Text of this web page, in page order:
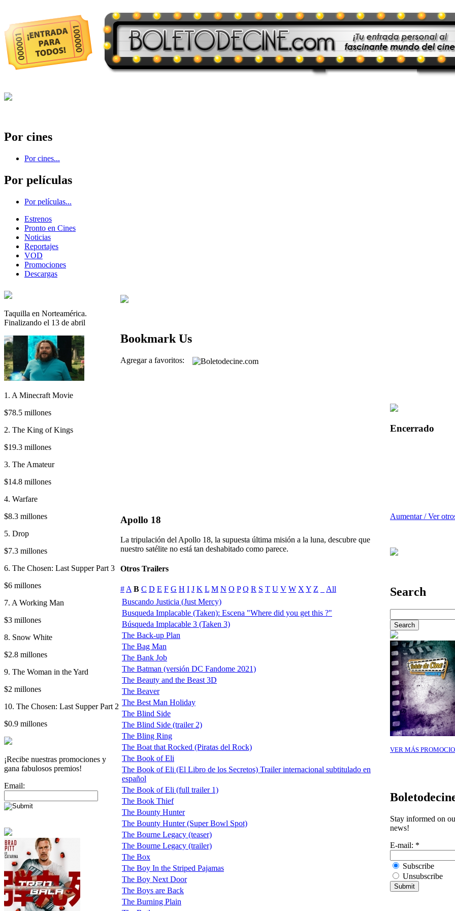
Por cines
Por cines...
Por películas
Por películas...
Estrenos
Pronto en Cines
Noticias
Reportajes
VOD
Promociones
Descargas
Taquilla en Norteamérica.
Finalizando el 13 de abril
1. A Minecraft Movie
$78.5 millones
2. The King of Kings
$19.3 millones
3. The Amateur
$14.8 millones
4. Warfare
$8.3 millones
5. Drop
$7.3 millones
6. The Chosen: Last Supper Part 3
$6 millones
7. A Working Man
$3 millones
8. Snow White
$2.8 millones
9. The Woman in the Yard
$2 millones
10. The Chosen: Last Supper Part 2
$0.9 millones
¡Recibe nuestras promociones y
gana fabulosos premios!
Email:
Bookmark Us
Agregar a favoritos:
Apollo 18
La tripulación del Apollo 18, la supuesta última misión a la luna, descubre que
nuestro satélite no está tan deshabitado como parece.
Otros Trailers
# A B C D E F G H I J K L M N O P Q R S T U V W X Y Z
All
Buscando Justicia (Just Mercy)
Busqueda Implacable (Taken): Escena "Where did you get this ?"
Búsqueda Implacable 3 (Taken 3)
The Back-up Plan
The Bag Man
The Bank Job
The Batman (versión DC Fandome 2021)
The Beauty and the Beast 3D
The Beaver
The Best Man Holiday
The Blind Side
The Blind Side (trailer 2)
The Bling Ring
The Boat that Rocked (Piratas del Rock)
The Book of Eli
The Book of Eli (El Libro de los Secretos) Trailer internacional subtitulado en
español
The Book of Eli (full trailer 1)
The Book Thief
The Bounty Hunter
The Bounty Hunter (Super Bowl Spot)
The Bourne Legacy (teaser)
The Bourne Legacy (trailer)
The Box
The Boy In the Striped Pajamas
The Boy Next Door
The Boys are Back
The Burning Plain
Encerrado
Aumentar / Ver
Search
VER MÁS
Stay informed on
news!
E-mail: *
Subscribe
Unsubscribe